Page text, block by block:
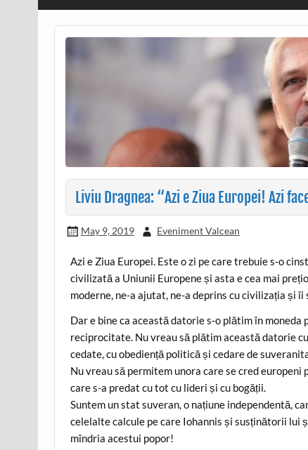
Liviu Dragnea: “Azi e Ziua Europei! Azi
May 9, 2019 Eveniment Valcean
Azi e Ziua Europei. Este o zi pe care trebuie s-o
civilizată a Uniunii Europene și asta e cea mai
moderne, ne-a ajutat, ne-a deprins cu civilizația și
Dar e bine ca această datorie s-o plătim în
reciprocitate. Nu vreau să plătim această datorie
cedate, cu obediență politică și cedare de
Nu vreau să permitem unora care se cred
care s-a predat cu tot cu lideri și cu bogății.
Suntem un stat suveran, o națiune independentă,
celelalte calcule pe care Iohannis și susținătorii lui
mîndria acestui popor!